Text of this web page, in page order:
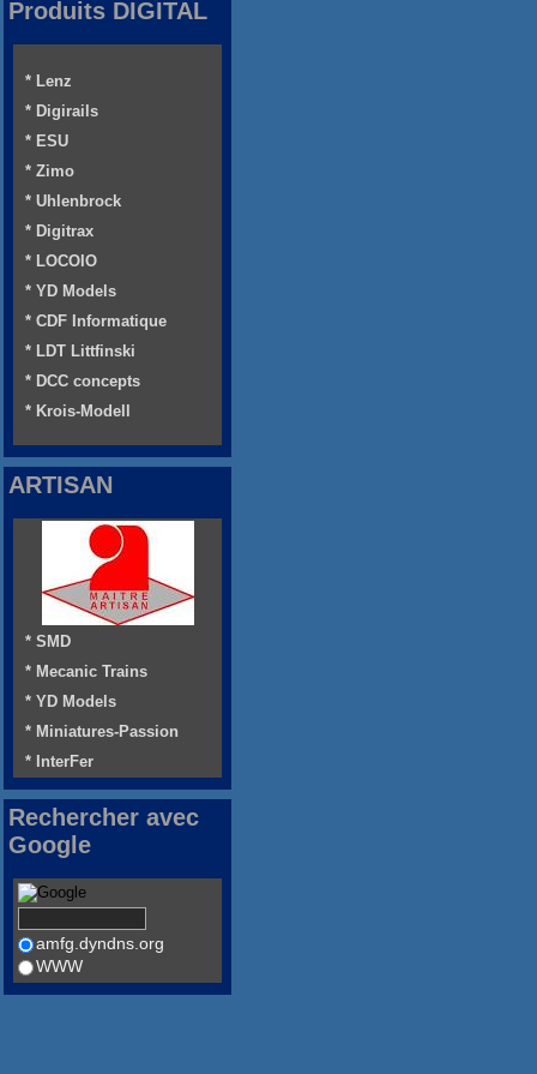
Produits DIGITAL
* Lenz
* Digirails
* ESU
* Zimo
* Uhlenbrock
* Digitrax
* LOCOIO
* YD Models
* CDF Informatique
* LDT Littfinski
* DCC concepts
* Krois-Modell
ARTISAN
* SMD
* Mecanic Trains
* YD Models
* Miniatures-Passion
* InterFer
Rechercher avec
Google
amfg.dyndns.org
WWW